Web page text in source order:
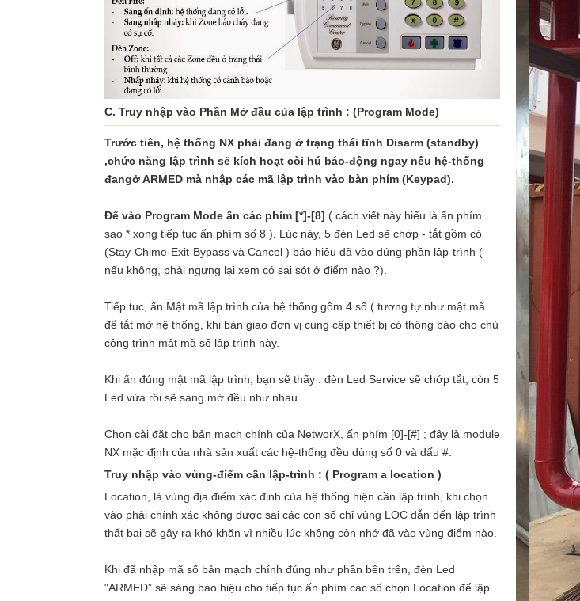
C. Truy nhập vào Phần Mở đầu của lập trình : (Program Mode)
Trước tiên, hệ thống NX phải đang ở trạng thái tĩnh Disarm (standby)
,chức năng lập trình sẽ kích hoạt còi hú báo-động ngay nếu hệ-thống
đangở ARMED mà nhập các mã lập trình vào bàn phím (Keypad).
Để vào Program Mode ấn các phím [*]-[8] ( cách viết này hiểu là ấn phím
sao * xong tiếp tục ấn phím số 8 ). Lúc này, 5 đèn Led sẽ chớp - tắt gồm có
(Stay-Chime-Exit-Bypass và Cancel ) báo hiệu đã vào đúng phần lập-trình (
nếu không, phải ngưng lại xem có sai sót ở điểm nào ?).
Tiếp tục, ấn Mật mã lập trình của hệ thống gồm 4 số ( tương tự như mật mã
để tắt mở hệ thống, khi bàn giao đơn vị cung cấp thiết bị có thông báo cho chủ
công trình mật mã số lập trình này.
Khi ấn đúng mật mã lập trình, bạn sẽ thấy : đèn Led Service sẽ chớp tắt, còn 5
Led vửa rồi sẽ sáng mờ đều như nhau.
Chọn cài đặt cho bản mạch chính của NetworX, ấn phím [0]-[#] ; đây là module
NX mặc định của nhà sản xuất các hệ-thống đều dùng số 0 và dấu #.
Truy nhập vào vùng-điểm cần lập-trình : ( Program a location )
Location, là vùng địa điểm xác định của hệ thống hiện cần lập trình, khi chọn
vào phải chính xác không được sai các con số chỉ vùng LOC dẫn dến lập trình
thất bại sẽ gây ra khó khăn vì nhiều lúc không còn nhớ đã vào vùng điểm nào.
Khi đã nhập mã số bản mạch chính đúng như phần bên trên, đèn Led
"ARMED” sẽ sáng báo hiệu cho tiếp tục ấn phím các số chọn Location để lập